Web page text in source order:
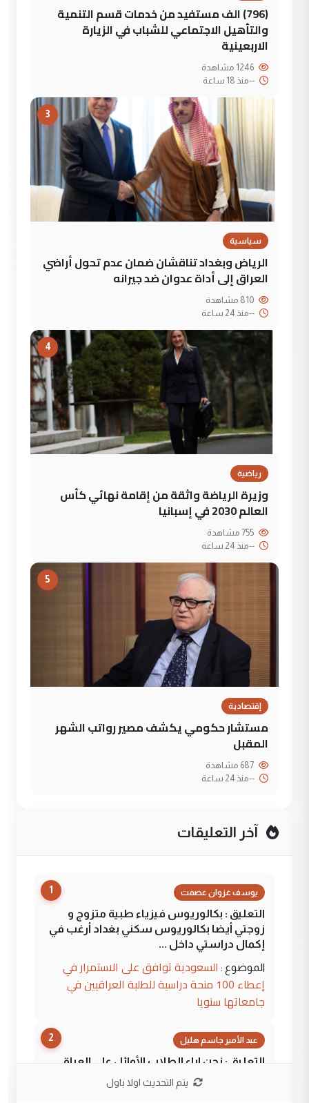
(796) الف مستفيد من خدمات قسم التنمية
والتأهيل الاجتماعي للشباب في الزيارة
الاربعينية
--منذ 18 ساعة
3
سياسية
الرياض وبغداد تناقشان ضمان عدم تحول أراضي
العراق إلى أداة عدوان ضد جيرانه
--منذ 24 ساعة
4
رياضية
وزيرة الرياضة واثقة من إقامة نهائي كأس
العالم 2030 في إسبانيا
--منذ 24 ساعة
5
إقتصادية
مستشار حكومي يكشف مصير رواتب الشهر
المقبل
--منذ 24 ساعة
آخر التعليقات
1 يوسف غزوان عصمت
التعليق : بكالوريوس فيزياء طبية متزوج و
زوجتي أيضا بكالوريوس سكني بغداد أرغب في
إكمال دراستي داخل ...
الموضوع : السعودية توافق على الاستمرار في
إعطاء 100 منحة دراسية للطلبة العراقيين في
جامعاتها سنويا
2 عبد الأمير جاسم هليل
التعليق : نحن اباء الطلاب الأوائل على العراق
نتشرف بلقاء السيد احمد الصافي في العتبات
يتم التحديث اولا باول